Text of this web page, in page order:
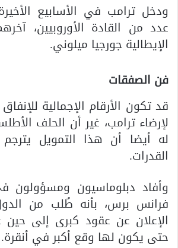
ودخل ترامب في الأسابيع
عدد من القادة الأوروبيين،
الإيطالية جورجيا ميلوني.
فن الصفقات
قد تكون الأرقام الإجمالية
لإرضاء ترامب، غير أن الحلف
له أيضا أن هذا التمويل
القدرات.
وأفاد دبلوماسيون ومسؤولون
فرانس برس، بأنه طُلب من
الإعلان عن عقود كبرى إلى حين
حتى يكون لها وقع أكبر في أنقرة.